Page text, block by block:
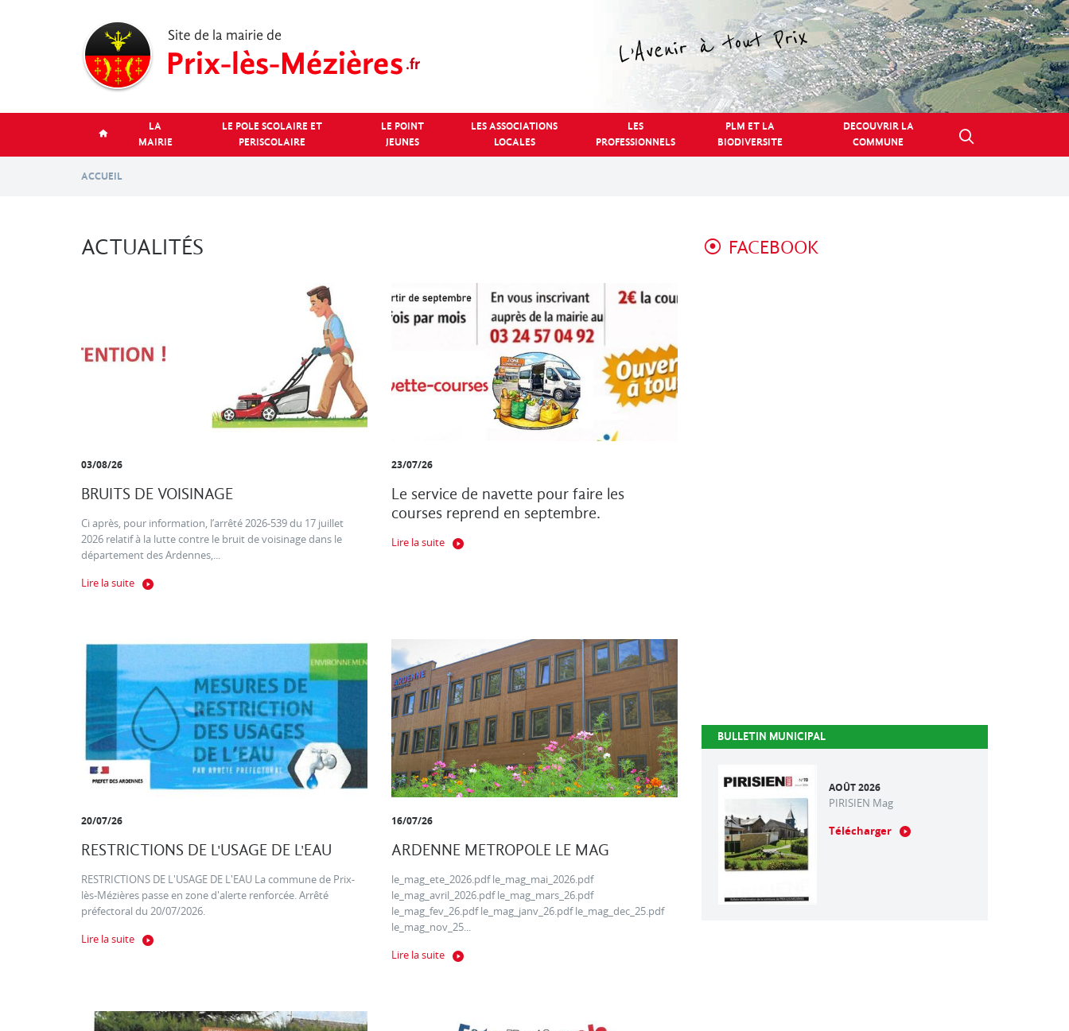
LA
MAIRIE
LE POLE SCOLAIRE ET
PERISCOLAIRE
LE POINT
JEUNES
LES ASSOCIATIONS
LOCALES
LES
PROFESSIONNELS
PLM ET LA
BIODIVERSITE
DECOUVRIR LA
COMMUNE
ACCUEIL
ACTUALITÉS
03/08/26
BRUITS DE VOISINAGE
Ci après, pour information, l’arrêté 2026-539 du 17 juillet
2026 relatif à la lutte contre le bruit de voisinage dans le
département des Ardennes,...
Lire la suite
23/07/26
Le service de navette pour faire les
courses reprend en septembre.
Lire la suite
20/07/26
RESTRICTIONS DE L'USAGE DE L'EAU
RESTRICTIONS DE L'USAGE DE L'EAU La commune de Prix-
lès-Mézières passe en zone d'alerte renforcée. Arrêté
préfectoral du 20/07/2026.
Lire la suite
16/07/26
ARDENNE METROPOLE LE MAG
le_mag_ete_2026.pdf le_mag_mai_2026.pdf
le_mag_avril_2026.pdf le_mag_mars_26.pdf
le_mag_fev_26.pdf le_mag_janv_26.pdf le_mag_dec_25.pdf
le_mag_nov_25...
Lire la suite
FACEBOOK
BULLETIN MUNICIPAL
AOÛT 2026
PIRISIEN Mag
Télécharger